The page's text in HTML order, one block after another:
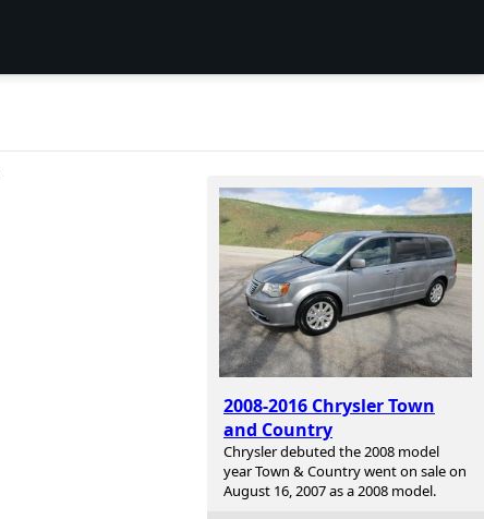
2008-2016 Chrysler Town
and Country
Chrysler debuted the 2008 model
year Town & Country went on sale on
August 16, 2007 as a 2008 model.